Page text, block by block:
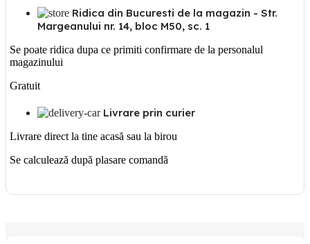
Ridica din Bucuresti de la magazin - Str.
Margeanului nr. 14, bloc M50, sc. 1
Se poate ridica dupa ce primiti confirmare de la personalul
magazinului
Gratuit
Livrare prin curier
Livrare direct la tine acasă sau la birou
Se calculează după plasare comandă